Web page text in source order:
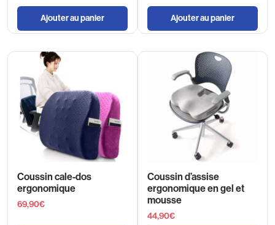
Ajouter au panier Ajouter au panier
Coussin cale-dos
ergonomique
69,90€
Coussin d’assise
ergonomique en gel et
mousse
44,90€